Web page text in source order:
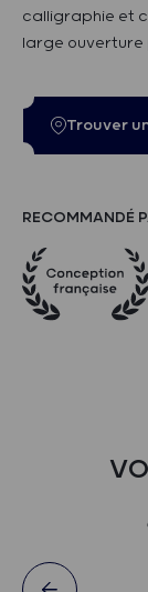
calligraphie et
large ouverture
Trouver
RECOMMANDÉ